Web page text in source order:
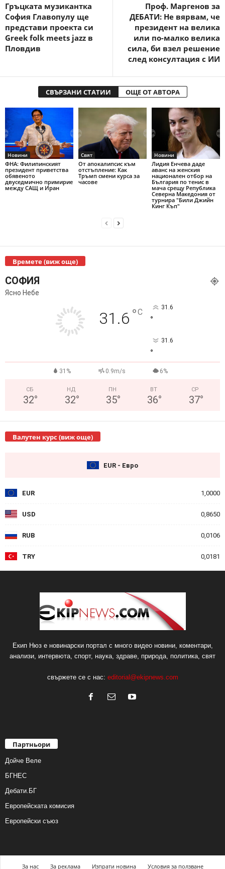
Гръцката музикантка
София Главопулу ще
представи проекта си
Greek folk meets jazz в
Пловдив
Проф. Маргенов за
ДЕБАТИ: Не вярвам, че
президент на велика
или по-малко велика
сила, би взел решение
след консултация с ИИ
СВЪРЗАНИ СТАТИИ ОЩЕ ОТ АВТОРА
Новини
ФНА: Филипинският
президент приветства
обявеното
двуседмично примирие
между САЩ и Иран
Свят
От апокалипсис към
отстъпление: Как
Тръмп смени курса за
часове
Новини
Лидия Енчева даде
аванс на женския
национален отбор на
България по тенис в
мача срещу Република
Северна Македония от
турнира "Били Джийн
Кинг Къп"
Времете (виж още)
СОФИЯ
Ясно Небе
31.6 °C 31.6
°
31.6
°
31% 0.9m/s 6%
СБ
32°
НД
32°
ПН
35°
ВТ
36°
СР
37°
Валутен курс (виж още)
EUR - Евро
EUR 1,0000
USD 0,8650
RUB 0,0106
TRY 0,0181
Екип Нюз е новинарски портал с много видео новини, коментари,
анализи, интервюта, спорт, наука, здраве, природа, политика, свят
свържете се с нас: editorial@ekipnews.com
Партньори
Дойче Веле
БГНЕС
Дебати.БГ
Европейската комисия
Европейски съюз
За нас За реклама Изпрати новина Условия за ползване